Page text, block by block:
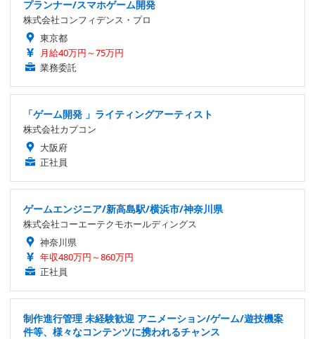
プランナー/スマホゲーム開発
株式会社コンフィデンス・プロ
東京都
月給40万円～75万円
業務委託
「ゲーム開発 」ライティングアーティスト
株式会社カプコン
大阪府
正社員
ゲームエンジニア/新高島駅/横浜市/神奈川県
株式会社コーエーテクモホールディングス
神奈川県
年収480万円～860万円
正社員
制作進行管理 未経験歓迎 アニメーション/ゲーム/遊技機案
件等、様々なコンテンツに携われるチャンス